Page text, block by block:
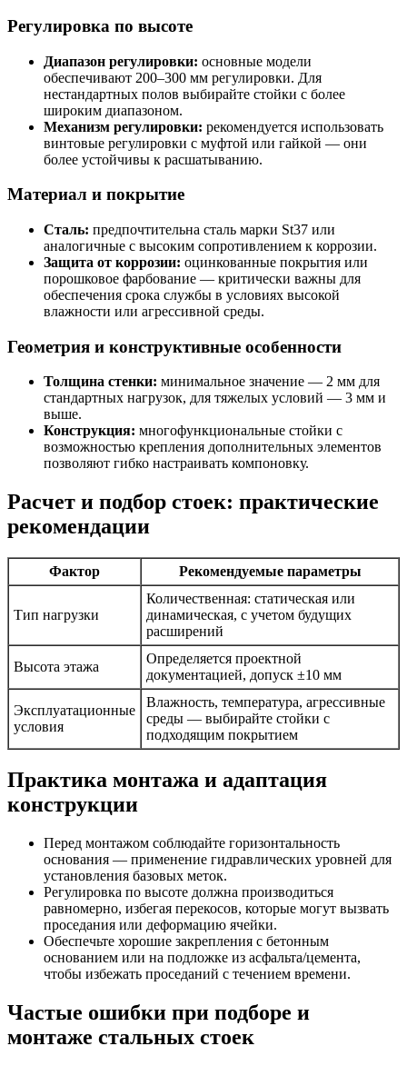
Регулировка по высоте
Диапазон регулировки: основные модели
обеспечивают 200–300 мм регулировки. Для
нестандартных полов выбирайте стойки с более
широким диапазоном.
Механизм регулировки: рекомендуется использовать
винтовые регулировки с муфтой или гайкой — они
более устойчивы к расшатыванию.
Материал и покрытие
Сталь: предпочтительна сталь марки St37 или
аналогичные с высоким сопротивлением к коррозии.
Защита от коррозии: оцинкованные покрытия или
порошковое фарбование — критически важны для
обеспечения срока службы в условиях высокой
влажности или агрессивной среды.
Геометрия и конструктивные особенности
Толщина стенки: минимальное значение — 2 мм для
стандартных нагрузок, для тяжелых условий — 3 мм и
выше.
Конструкция: многофункциональные стойки с
возможностью крепления дополнительных элементов
позволяют гибко настраивать компоновку.
Расчет и подбор стоек: практические
рекомендации
Фактор Рекомендуемые параметры
Тип нагрузки
Количественная: статическая или
динамическая, с учетом будущих
расширений
Высота этажа
Определяется проектной
документацией, допуск ±10 мм
Эксплуатационные
условия
Влажность, температура, агрессивные
среды — выбирайте стойки с
подходящим покрытием
Практика монтажа и адаптация
конструкции
Перед монтажом соблюдайте горизонтальность
основания — применение гидравлических уровней для
установления базовых меток.
Регулировка по высоте должна производиться
равномерно, избегая перекосов, которые могут вызвать
проседания или деформацию ячейки.
Обеспечьте хорошие закрепления с бетонным
основанием или на подложке из асфальта/цемента,
чтобы избежать проседаний с течением времени.
Частые ошибки при подборе и
монтаже стальных стоек